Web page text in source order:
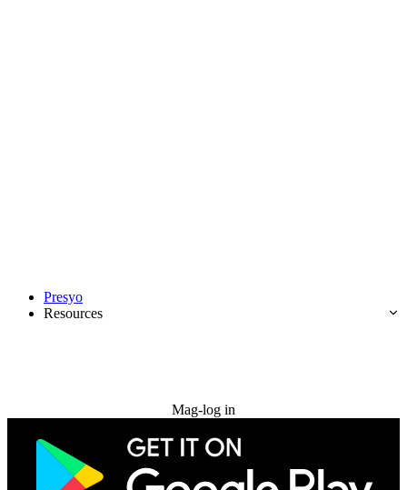
Presyo
Resources
Mag-log in